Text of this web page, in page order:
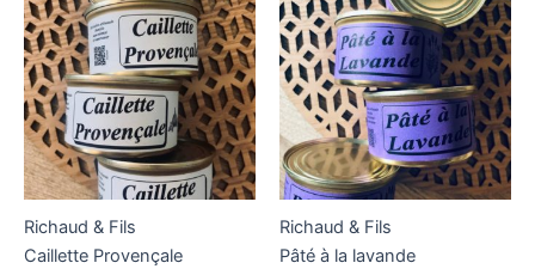
Richaud & Fils
Caillette Provençale
Richaud & Fils
Pâté à la lavande